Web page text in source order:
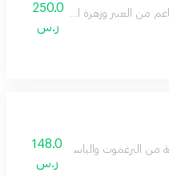
من العنبر وزهرة البرتقال المنعشة
250.0
ر.س
من البرغموت والياسمين تنتهي
148.0
ر.س